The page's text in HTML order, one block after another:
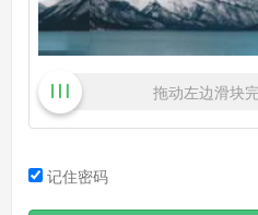
拖动左边滑块
记住密码